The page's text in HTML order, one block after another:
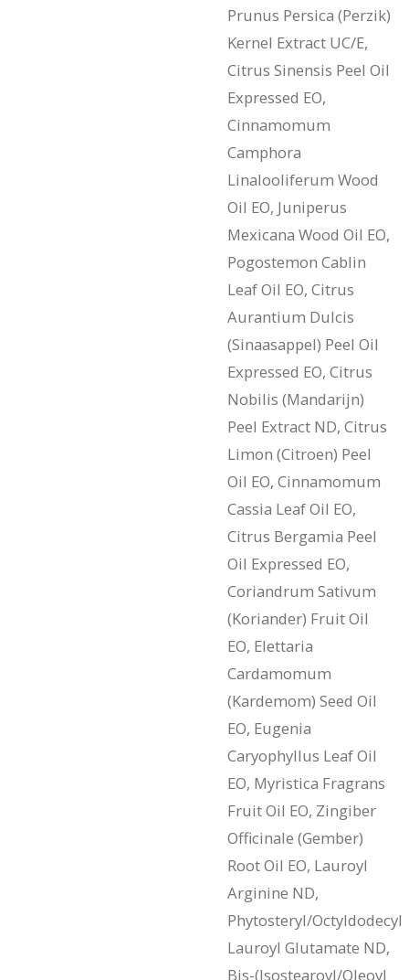
Prunus Persica (Perzik)
Kernel Extract UC/E,
Citrus Sinensis Peel Oil
Expressed EO,
Cinnamomum
Camphora
Linalooliferum Wood
Oil EO, Juniperus
Mexicana Wood Oil EO,
Pogostemon Cablin
Leaf Oil EO, Citrus
Aurantium Dulcis
(Sinaasappel) Peel Oil
Expressed EO, Citrus
Nobilis (Mandarijn)
Peel Extract ND, Citrus
Limon (Citroen) Peel
Oil EO, Cinnamomum
Cassia Leaf Oil EO,
Citrus Bergamia Peel
Oil Expressed EO,
Coriandrum Sativum
(Koriander) Fruit Oil
EO, Elettaria
Cardamomum
(Kardemom) Seed Oil
EO, Eugenia
Caryophyllus Leaf Oil
EO, Myristica Fragrans
Fruit Oil EO, Zingiber
Officinale (Gember)
Root Oil EO, Lauroyl
Arginine ND,
Phytosteryl/Octyldodecyl
Lauroyl Glutamate ND,
Bis-(Isostearoyl/Oleoyl